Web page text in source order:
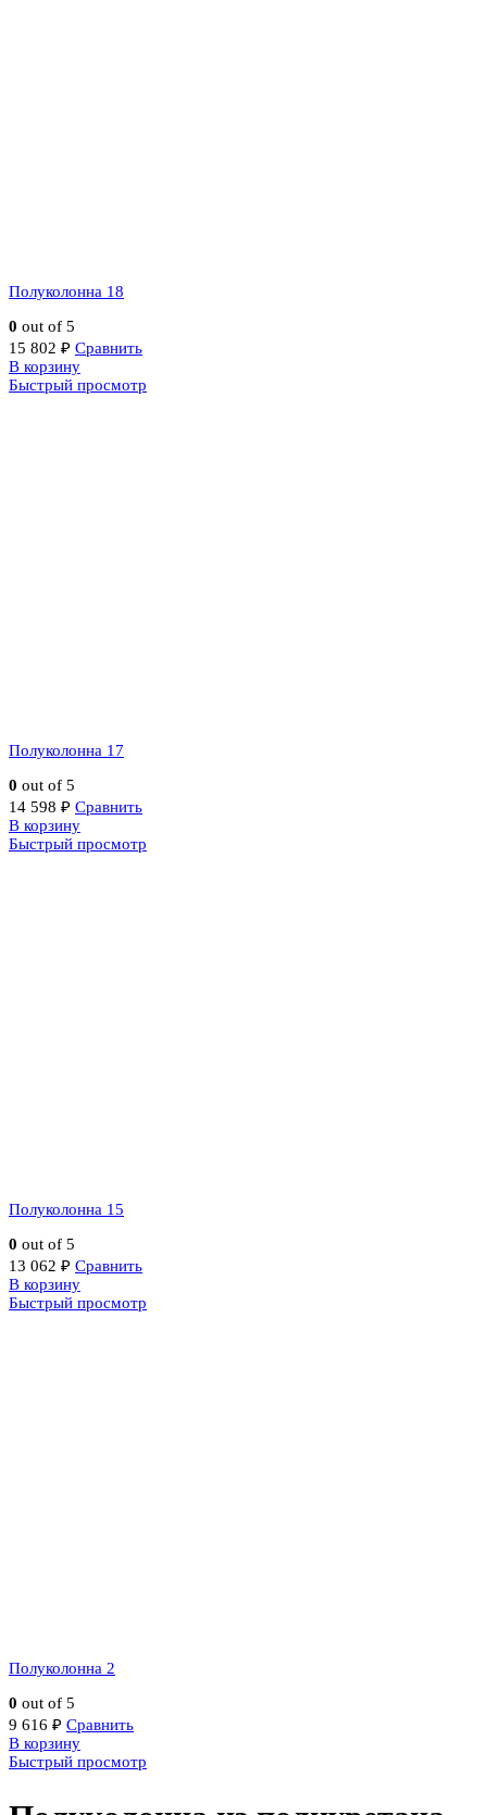
Полуколонна 18
0 out of 5
15 802 ₽ Сравнить
В корзину
Быстрый просмотр
Полуколонна 17
0 out of 5
14 598 ₽ Сравнить
В корзину
Быстрый просмотр
Полуколонна 15
0 out of 5
13 062 ₽ Сравнить
В корзину
Быстрый просмотр
Полуколонна 2
0 out of 5
9 616 ₽ Сравнить
В корзину
Быстрый просмотр